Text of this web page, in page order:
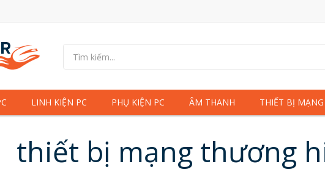
LINH KIỆN PC PHỤ KIỆN PC ÂM THANH THIẾT BỊ MẠNG
thiết bị mạng thương